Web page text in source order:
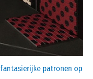
patronen op